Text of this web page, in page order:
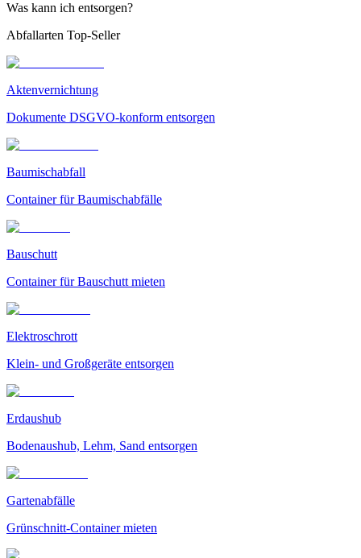
Was kann ich entsorgen?
Abfallarten Top-Seller
Aktenvernichtung
Dokumente DSGVO-konform entsorgen
Baumischabfall
Container für Baumischabfälle
Bauschutt
Container für Bauschutt mieten
Elektroschrott
Klein- und Großgeräte entsorgen
Erdaushub
Bodenaushub, Lehm, Sand entsorgen
Gartenabfälle
Grünschnitt-Container mieten